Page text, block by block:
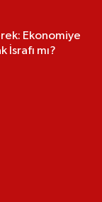
Ekonomiye
İsrafı mı?